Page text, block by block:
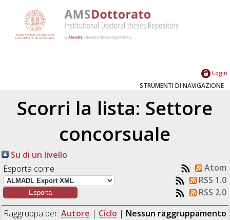
Login
STRUMENTI DI NAVIGAZIONE
Scorri la lista: Settore
concorsuale
Su di un livello
Esporta come
Atom
RSS 1.0
RSS 2.0
Raggruppa per: Autore | Ciclo | Nessun raggruppamento